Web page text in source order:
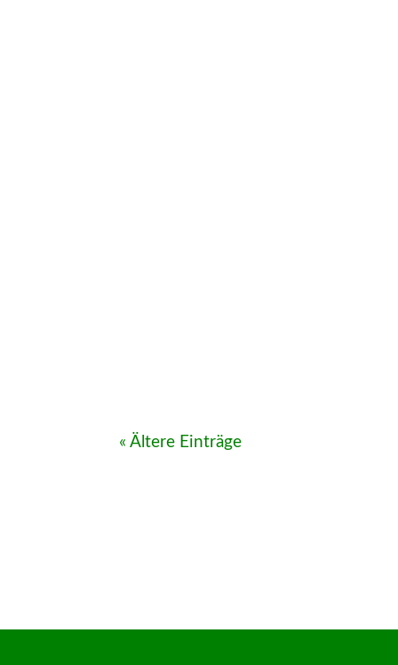
« Ältere Einträge